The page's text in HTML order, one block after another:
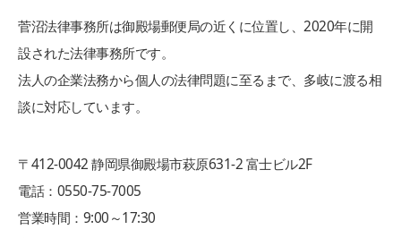
菅沼法律事務所は御殿場郵便局の近くに位置し、2020年に開
設された法律事務所です。
法人の企業法務から個人の法律問題に至るまで、多岐に渡る相
談に対応しています。
〒412-0042 静岡県御殿場市萩原631-2 富士ビル2F
電話：0550-75-7005
営業時間：9:00～17:30